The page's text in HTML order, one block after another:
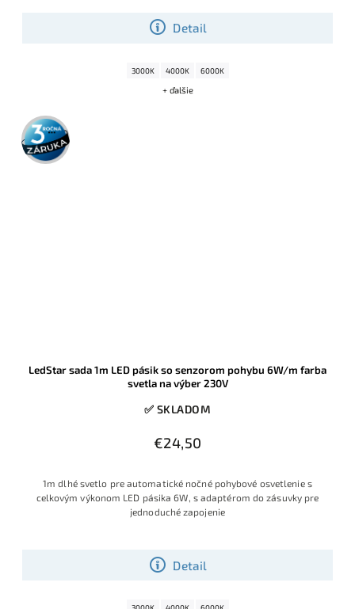
Detail
3000K 4000K 6000K
+ ďalšie
3 roky
záruka
LedStar sada 1m LED pásik so senzorom pohybu 6W/m farba
svetla na výber 230V
✅ SKLADOM
€24,50
Detail
1m dlhé svetlo pre automatické nočné pohybové osvetlenie s
celkovým výkonom LED pásika 6W, s adaptérom do zásuvky pre
jednoduché zapojenie